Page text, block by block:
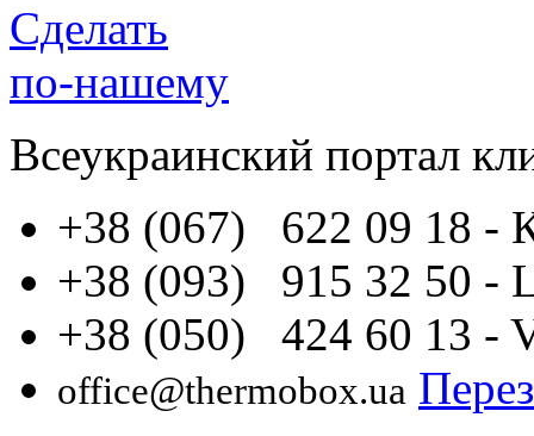
Сделать
по-нашему
Всеукраинский портал
+38 (067) 622 09 18 -
+38 (093) 915 32 50 -
+38 (050) 424 60 13 -
office@thermobox.ua